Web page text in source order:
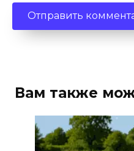
Вам также